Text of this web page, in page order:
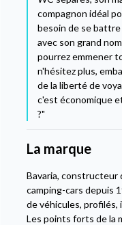
compagnon idéal
besoin de se battre
avec son grand
pourrez emmener
n'hésitez plus,
de la liberté de
c'est économique
?"
La marque
Bavaria, constructeur
camping-cars depuis
de véhicules, profilés,
Les points forts de la